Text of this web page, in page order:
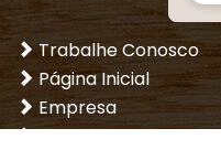
Trabalhe Conosco
Página Inicial
Empresa
Dicas